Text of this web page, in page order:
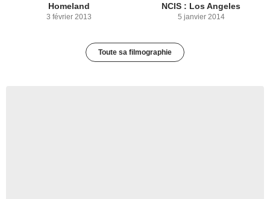
Homeland
3 février 2013
NCIS : Los Angeles
5 janvier 2014
Toute sa filmographie